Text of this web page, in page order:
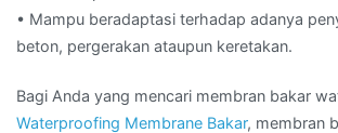
• Mampu beradaptasi terhadap adanya
beton, pergerakan ataupun keretakan.
Bagi Anda yang mencari membran bakar
Waterproofing Membrane Bakar, membran